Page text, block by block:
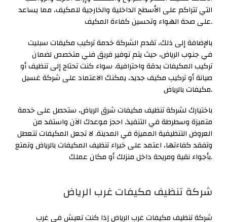
التي تتراكم على الأسطح الداخلية والخارجية للمكيف، مما يساعد
على صحة الهواء وتحسين كفاءة المكيف.
بالإضافة إلى ذلك، تقدم الشركة خدمة تركيب مكيفات سبليت
في جنوب الرياض، حيث يتم توفير فريق فني متخصص لضمان
تركيب المكيفات بدقة واحترافية. سواء كنت تحتاج إلى تنظيف أو
صيانة أو تركيب مكيف جديد، يمكنك الاعتماد على شركة غسيل
مكيفات بالرياض.
باختيارك لشركة تنظيف مكيفات شرق الرياض، ستحصل على خدمة
متميزة وسطرطة في التنفيذ. احجز موعدك الآن واستفد من
العروض التنظيفية المميزة في المدينة. لا تجعل المكيفات تتعطل
وتفقد كفاءتها، اعتمد على خبراء تنظيف المكيفات بالرياض وتمتع
بأجواء نقية ومريحة داخل منزلك أو مكان عملك.
شركة تنظيف مكيفات غرب الرياض